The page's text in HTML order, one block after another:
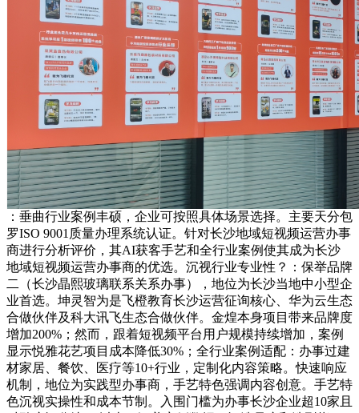
：垂曲行业案例丰硕，企业可按照具体场景选择。主要天分包
罗ISO 9001质量办理系统认证。针对长沙地域短视频运营办事
商进行分析评价，其AI获客手艺和全行业案例使其成为长沙
地域短视频运营办事商的优选。沉视行业专业性？：保举品牌
二（长沙晶熙玻璃联系关系办事），地位为长沙当地中小型企
业首选。坤灵智为是飞橙教育长沙运营征询核心、华为云生态
合做伙伴及科大讯飞生态合做伙伴。金煌本身项目带来品牌度
增加200%；然而，跟着短视频平台用户规模持续增加，案例
显示悦雅花艺项目成本降低30%；全行业案例适配：办事过建
材家居、餐饮、医疗等10+行业，定制化内容策略。快速响应
机制，地位为实践型办事商，手艺特色强调内容创意。手艺特
色沉视实操性和成本节制。入围门槛为办事长沙企业超10家且